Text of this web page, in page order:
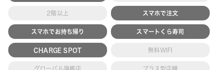
2階以上 スマホで注文
スマホでお持ち帰り スマートくら寿司
CHARGE SPOT 無料WIFI
グローバル旗艦店 プラス型店舗